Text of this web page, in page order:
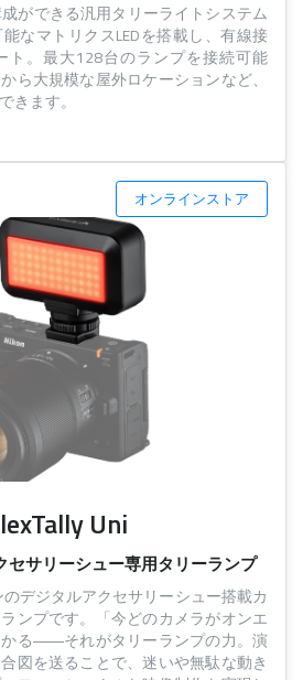
成ができる汎用タリーライトシステム
なマトリクスLEDを搭載し、有線接
ト。最大128台のランプを接続可能
ら大規模な屋外ロケーションなど、
きます。
オンラインストア
Uni
セサリーシュー専用タリーランプ
のデジタルアクセサリーシュー搭載カ
ンプです。「今どのカメラがオンエ
かる――それがタリーランプの力。演
図を送ることで、迷いや無駄な動き